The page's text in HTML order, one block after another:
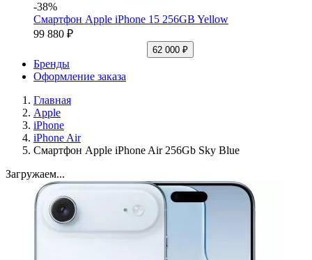
-38%
Смартфон Apple iPhone 15 256GB Yellow
99 880 ₽
62 000 ₽
Бренды
Оформление заказа
Главная
Apple
iPhone
iPhone Air
Смартфон Apple iPhone Air 256Gb Sky Blue
Загружаем...